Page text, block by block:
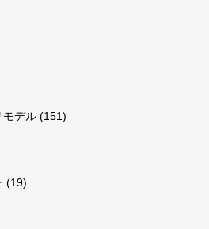
モデル (151)
(19)